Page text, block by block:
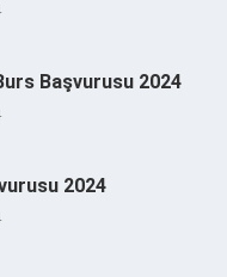
Başvurusu 2024
2024